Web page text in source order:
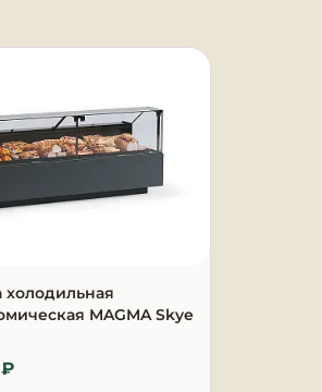
холодильная
MAGMA Skye
₽